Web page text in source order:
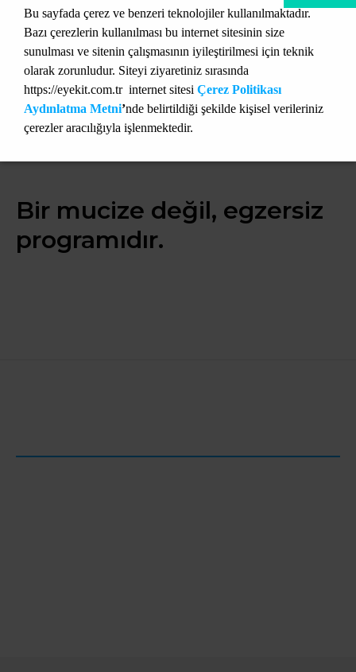
Bize ulaşmak ve doğrudan soru sormak isterseniz:
Telefon:+90 533 513 15 88
info@eyekit.com.tr
Bir mucize değil, egzersiz
programıdır.
Bu sayfada çerez ve benzeri teknolojiler kullanılmaktadır.
Bazı çerezlerin kullanılması bu internet sitesinin size
sunulması ve sitenin çalışmasının iyileştirilmesi için teknik
olarak zorunludur. Siteyi ziyaretiniz sırasında
https://eyekit.com.tr internet sitesi Çerez Politikası
Aydınlatma Metni’nde belirtildiği şekilde kişisel verileriniz
çerezler aracılığıyla işlenmektedir.